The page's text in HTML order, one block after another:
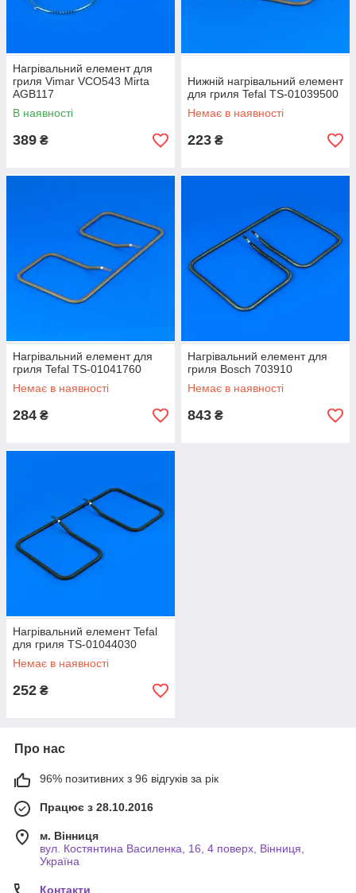
Нагрівальний елемент для
гриля Vimar VCO543 Mirta
AGB117
В наявності
389 ₴
Нижній нагрівальний елемент
для гриля Tefal TS-01039500
Немає в наявності
223 ₴
Нагрівальний елемент для
гриля Tefal TS-01041760
Немає в наявності
284 ₴
Нагрівальний елемент для
гриля Bosch 703910
Немає в наявності
843 ₴
Нагрівальний елемент Tefal
для гриля TS-01044030
Немає в наявності
252 ₴
Про нас
96% позитивних з 96 відгуків за рік
Працює з 28.10.2016
м. Вінниця
вул. Костянтина Василенка, 16, 4 поверх, Вінниця,
Україна
Контакти